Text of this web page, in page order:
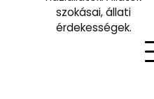
szokásai, állati
érdekességek.